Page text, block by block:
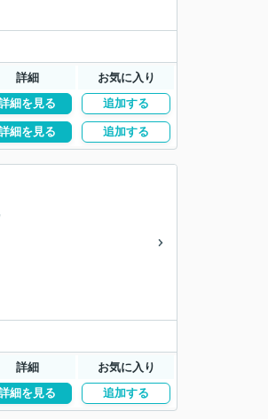
詳細 お気に入り
細を見る 追加する
細を見る 追加する
詳細 お気に入り
細を見る 追加する